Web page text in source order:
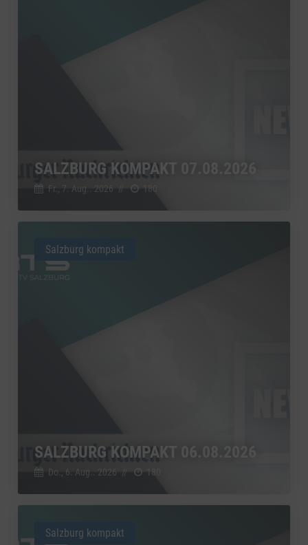
SALZBURG KOMPAKT 07.08.2026
Fr., 7. Aug.. 2026 // 180
SALZBURG KOMPAKT 06.08.2026
Do., 6. Aug.. 2026 // 180
Salzburg kompakt
Salzburg kompakt